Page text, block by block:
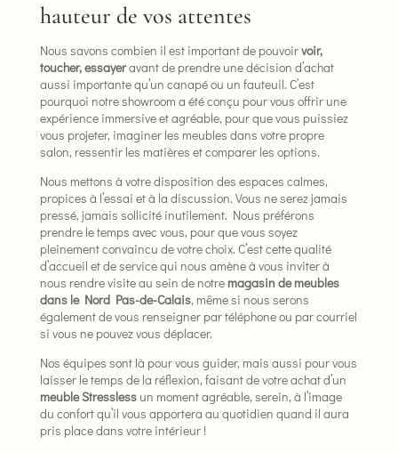
hauteur de vos attentes
Nous savons combien il est important de pouvoirvoir,
toucher, essayeravant de prendre une décision d’achat
aussi importante qu’un canapé ou un fauteuil. C’est
pourquoi notre showroom a été conçu pour vous offrir une
expérience immersive et agréable, pour que vous puissiez
vous projeter, imaginer les meubles dans votre propre
salon, ressentir les matières et comparer les options.
Nous mettons à votre disposition des espaces calmes,
propices à l’essai et à la discussion. Vous ne serez jamais
pressé, jamais sollicité inutilement. Nous préférons
prendre le temps avec vous, pour que vous soyez
pleinement convaincu de votre choix. C’est cette qualité
d’accueil et de service qui nous amène à vous inviter à
nous rendre visite au sein de notre magasin de meubles
dans le Nord Pas-de-Calais, même si nous serons
également de vous renseigner par téléphone ou par courriel
si vous ne pouvez vous déplacer.
Nos équipes sont là pour vous guider, mais aussi pour vous
laisser le temps de la réflexion, faisant de votre achat d’un
meuble Stresslessun moment agréable, serein, à l’image
du confort qu’il vous apportera au quotidien quand il aura
pris place dans votre intérieur !